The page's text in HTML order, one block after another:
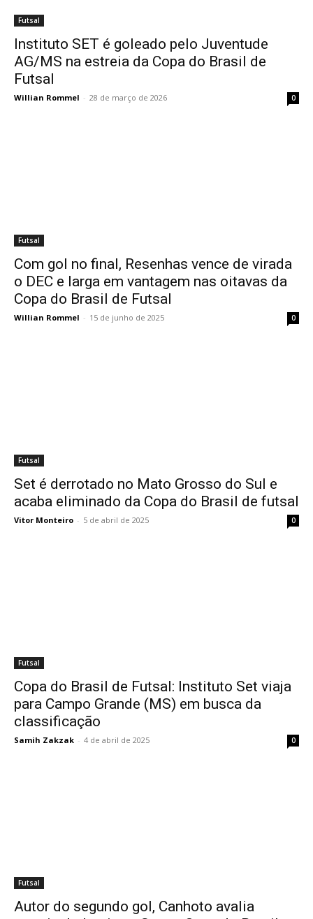
Futsal
Instituto SET é goleado pelo Juventude
AG/MS na estreia da Copa do Brasil de
Futsal
Willian Rommel - 28 de março de 2026 0
Futsal
Com gol no final, Resenhas vence de virada
o DEC e larga em vantagem nas oitavas da
Copa do Brasil de Futsal
Willian Rommel - 15 de junho de 2025 0
Futsal
Set é derrotado no Mato Grosso do Sul e
acaba eliminado da Copa do Brasil de futsal
Vitor Monteiro - 5 de abril de 2025 0
Futsal
Copa do Brasil de Futsal: Instituto Set viaja
para Campo Grande (MS) em busca da
classificação
Samih Zakzak - 4 de abril de 2025 0
Futsal
Autor do segundo gol, Canhoto avalia